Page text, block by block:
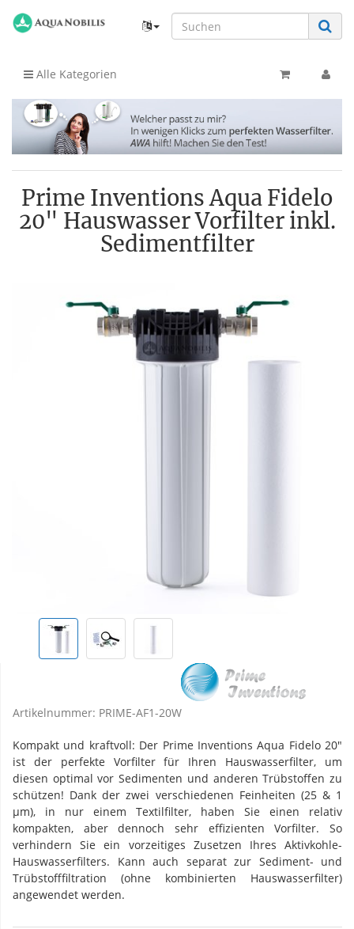
Alle Kategorien
Prime Inventions Aqua Fidelo
20" Hauswasser Vorfilter inkl.
Sedimentfilter
Artikelnummer: PRIME-AF1-20W
Kompakt und kraftvoll: Der Prime Inventions Aqua Fidelo 20"
ist der perfekte Vorfilter für Ihren Hauswasserfilter, um
diesen optimal vor Sedimenten und anderen Trübstoffen zu
schützen! Dank der zwei verschiedenen Feinheiten (25 & 1
µm), in nur einem Textilfilter, haben Sie einen relativ
kompakten, aber dennoch sehr effizienten Vorfilter. So
verhindern Sie ein vorzeitiges Zusetzen Ihres Aktivkohle-
Hauswasserfilters. Kann auch separat zur Sediment- und
Trübstofffiltration (ohne kombinierten Hauswasserfilter)
angewendet werden.